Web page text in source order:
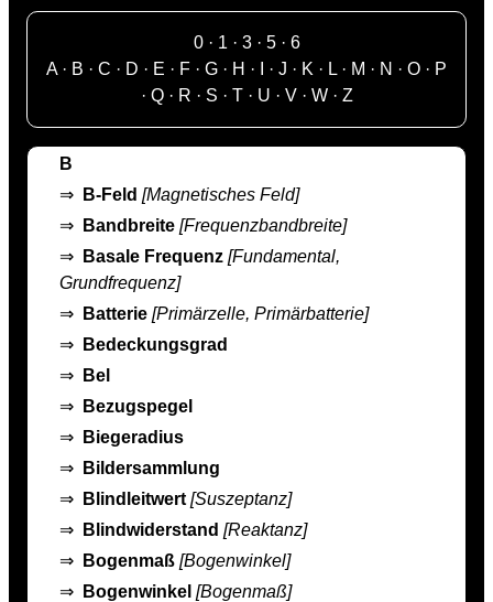
0· 1 · 3· 5· 6
A· B · C · D · E · F · G · H · · J · K · L · M · N · O · P
· Q· R · S · T· U · V· W· Z
B
⇒
B-Feld [Magnetisches Feld]
⇒
Bandbreite [Frequenzbandbreite]
⇒
Basale Frequenz [Fundamental,
Grundfrequenz]
⇒
Batterie [Primärzelle, Primärbatterie]
⇒
Bedeckungsgrad
⇒
Bel
⇒
Bezugspegel
⇒
Biegeradius
⇒
Bildersammlung
⇒
Blindleitwert [Suszeptanz]
⇒
Blindwiderstand [Reaktanz]
⇒
Bogenmaß [Bogenwinkel]
⇒
Bogenwinkel [Bogenmaß]